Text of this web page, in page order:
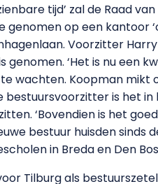
tijd’ zal de Raad
genomen op een kantoor
Voorzitter
genomen. ‘Het is nu een
wachten. Koopman mikt
bestuursvoorzitter is het
‘Bovendien is het
bestuur huisden sinds
in Breda en Den
Tilburg als